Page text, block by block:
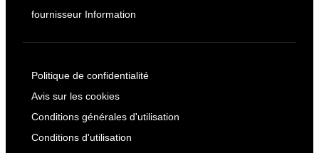
fournisseur Information
Politique de confidentialité
Avis sur les cookies
Conditions générales d'utilisation
Conditions d'utilisation